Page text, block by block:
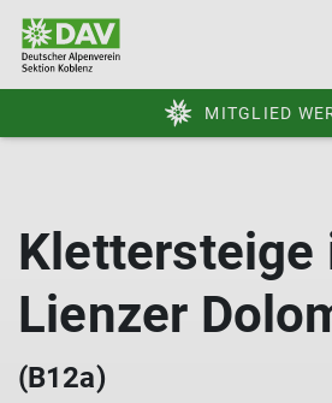
MITGLIED
Klettersteige
Lienzer
(B12a)